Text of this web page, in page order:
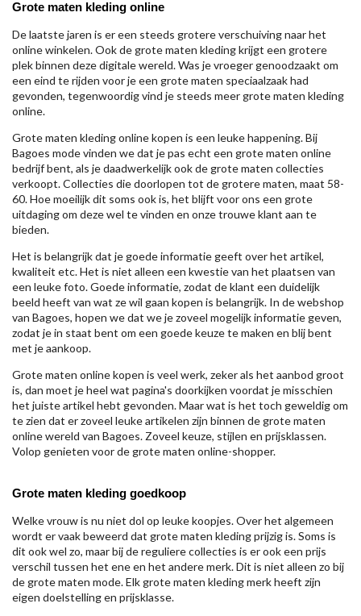
Grote maten kleding online
De laatste jaren is er een steeds grotere verschuiving naar het
online winkelen. Ook de grote maten kleding krijgt een grotere
plek binnen deze digitale wereld. Was je vroeger genoodzaakt om
een eind te rijden voor je een grote maten speciaalzaak had
gevonden, tegenwoordig vind je steeds meer grote maten kleding
online.
Grote maten kleding online kopen is een leuke happening. Bij
Bagoes mode vinden we dat je pas echt een grote maten online
bedrijf bent, als je daadwerkelijk ook de grote maten collecties
verkoopt. Collecties die doorlopen tot de grotere maten, maat 58-
60. Hoe moeilijk dit soms ook is, het blijft voor ons een grote
uitdaging om deze wel te vinden en onze trouwe klant aan te
bieden.
Het is belangrijk dat je goede informatie geeft over het artikel,
kwaliteit etc. Het is niet alleen een kwestie van het plaatsen van
een leuke foto. Goede informatie, zodat de klant een duidelijk
beeld heeft van wat ze wil gaan kopen is belangrijk. In de webshop
van Bagoes, hopen we dat we je zoveel mogelijk informatie geven,
zodat je in staat bent om een goede keuze te maken en blij bent
met je aankoop.
Grote maten online kopen is veel werk, zeker als het aanbod groot
is, dan moet je heel wat pagina's doorkijken voordat je misschien
het juiste artikel hebt gevonden. Maar wat is het toch geweldig om
te zien dat er zoveel leuke artikelen zijn binnen de grote maten
online wereld van Bagoes. Zoveel keuze, stijlen en prijsklassen.
Volop genieten voor de grote maten online-shopper.
Grote maten kleding goedkoop
Welke vrouw is nu niet dol op leuke koopjes. Over het algemeen
wordt er vaak beweerd dat grote maten kleding prijzig is. Soms is
dit ook wel zo, maar bij de reguliere collecties is er ook een prijs
verschil tussen het ene en het andere merk. Dit is niet alleen zo bij
de grote maten mode. Elk grote maten kleding merk heeft zijn
eigen doelstelling en prijsklasse.